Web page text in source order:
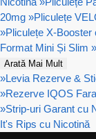
20mg »Pliculețe
»Pliculețe X-Booster
Format Mini Și Slim »
Arată Mai Mult
»Levia Rezerve &
»Rezerve IQOS
»Strip-uri Garant cu
It's Rips cu Nicotină